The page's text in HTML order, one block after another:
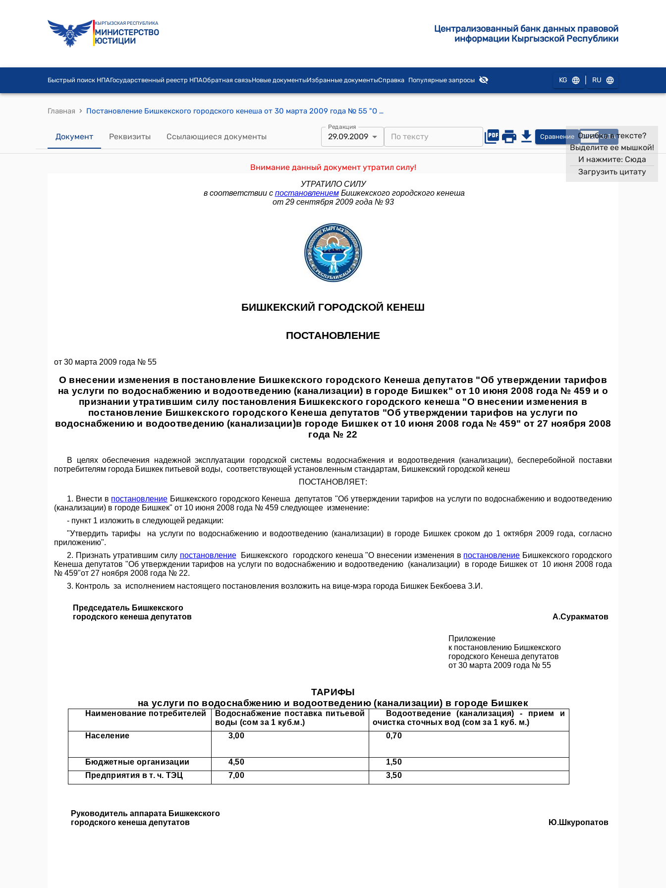
КЫРГЫЗСКАЯ РЕСПУБЛИКА
МИНИСТЕРСТВО
ЮСТИЦИИ
Централизованный банк данных правовой
информации Кыргызской Республики
Быстрый поиск НПАГосударственный реестр НПАОбратная связьНовые документыИзбранные документыСправка Популярные запросы KG RU
Главная › Постановление Бишкекского городского кенеша от 30 марта 2009 года № 55 "О внесении изменения в постановление Бишкекского городского Кенеша депутатов "Об утверждении тарифов на услуги по водоснабжению и водоотведению (канализации) в городе Бишкек" от 10 июня 2008 года № 459 и о признании утратившим силу постановления Бишкекского городского кенеша "О внесении изменения в постановление Бишкекского городского Кенеша депутатов "Об утверждении тарифов на услуги по водоснабжению и водоотведению (канализации) в городе Бишкек от 10 июня 2008 года № 459" от 27 ноября 2008 года № 22"
Документ Реквизиты Ссылающиеся документы
Редакция
29.09.2009 Сравнение OPEN DATA
Внимание данный документ утратил силу!
Ошибка в тексте?
Выделите ее мышкой!
И нажмите: Сюда
Загрузить цитату